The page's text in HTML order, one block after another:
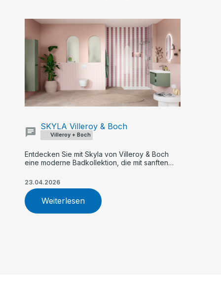
Villeroy + Boch
SKYLA Villeroy & Boch
Entdecken Sie mit Skyla von Villeroy & Boch
eine moderne Badkollektion, die mit sanften
Formensprache überzeugt. Flexible Farb- und
Größenoptionen, innovative Armaturen und
nachhaltige WC-Technologie machen Skyla zur
idealen Wahl für Ihr individuelles Traumbad.
23.04.2026
Weiterlesen